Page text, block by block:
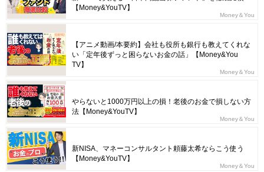
【Money&YouTV】
Money＆You
【アニメ動画/本要約】会社も役所も銀行も教えてくれな
い「定年後ずっと困らないお金の話」【Money&You
TV】
Money＆You
やらないと1000万円以上の損！老後のお金で損しない方
法【Money&YouTV】
Money＆You
新NISA、マネーコンサルタント頼藤太希ならこう使う
【Money&YouTV】
Money＆You